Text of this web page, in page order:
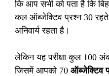
कि आप सभी को पता है कि
कल ऑब्जेक्टिव प्रश्न 30
अनिवार्य रहता है।
लेकिन यह परीक्षा कुल 100
जिसमें आपको 70 ऑब्जेक्टिव